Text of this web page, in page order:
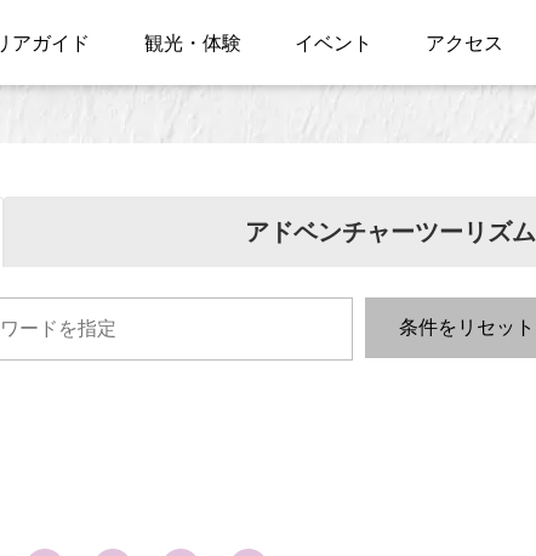
アガイド 観光・体験 イベント アクセス
アドベンチャーツーリズム
条件をリセット